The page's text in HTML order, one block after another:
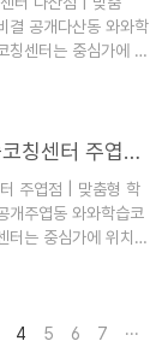
수 있도록 최적의
갖추고 있습니다.비
식 및 특징비산동 와
습 효과를 극대화하
춤..
결 공개다산동 와와학
칭센터는 중심가에 위
있는 편리한 학습 공
하며 성장을 지원하
나아갈 수 있도록 최
스템을 갖추고 있습니
업 방식 및 특징다산
의 학습 효과를 극대
고양 주엽동 와와학습코칭센터 주엽점 | 맞춤형 학습코칭으로 성적 향상 비결 공개
주엽점 | 맞춤형 학
개주엽동 와와학습코
터는 중심가에 위치해
편리한 학습 공간입
성장을 지원하는 학
4 5 6 7 ···